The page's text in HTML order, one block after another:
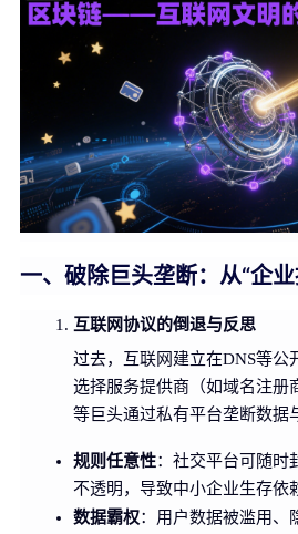
一、破除巨头垄断：从“企
互联网协议的倒退与反思
过去，互联网建立在DNS等公
选择服务提供商（如域名注册
等巨头通过私有平台垄断数据
规则任意性：社交平台可随时
不透明，导致中小企业生存依
数据霸权：用户数据被滥用、